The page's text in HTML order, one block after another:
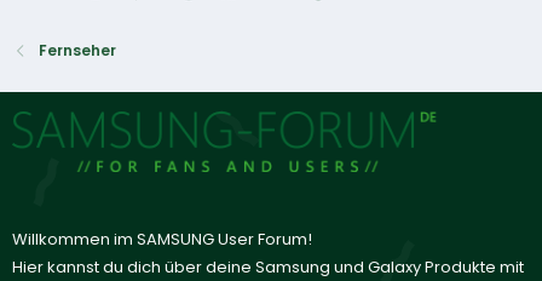
Fernseher
Willkommen im SAMSUNG User Forum!
Hier kannst du dich über deine Samsung und Galaxy Produkte mit